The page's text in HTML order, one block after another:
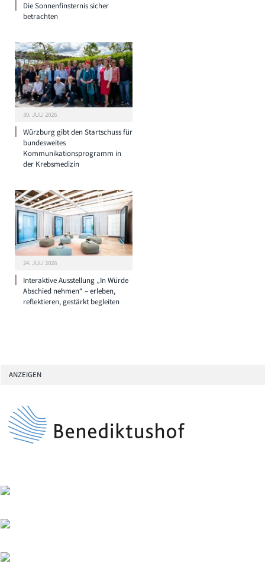
Die Sonnenfinsternis sicher
betrachten
30. JULI 2026
Würzburg gibt den Startschuss für
bundesweites
Kommunikationsprogramm in
der Krebsmedizin
24. JULI 2026
Interaktive Ausstellung „In Würde
Abschied nehmen“ – erleben,
reflektieren, gestärkt begleiten
ANZEIGEN